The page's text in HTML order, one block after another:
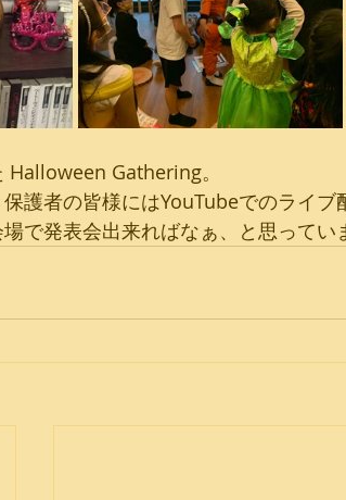
Gathering。
護者の皆様にはYouTubeでのライブ
で発表会出来ればなぁ、と思ってい